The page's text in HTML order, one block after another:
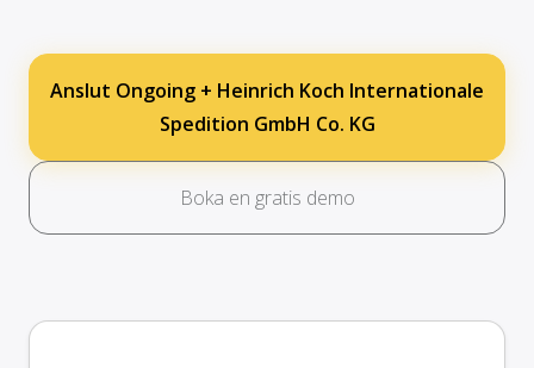
Anslut Ongoing + Heinrich Koch Internationale
Spedition GmbH Co. KG
Boka en gratis demo